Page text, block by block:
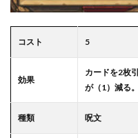
コスト 5
効果
カードを2枚
が（1）減る。
種類 呪文